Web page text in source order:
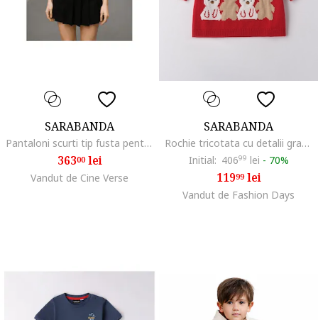
SARABANDA
Pantaloni scurti tip fusta pentru fete din twill elastic cu efect peach, Negru
36300lei
Vandut de Cine Verse
SARABANDA
Rochie tricotata cu detalii grafice, Rosu/Alb/Maro deschis
Initial: 40699 lei - 70%
11999lei
Vandut de Fashion Days